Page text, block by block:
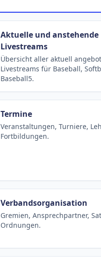
Aktuelle und anstehende
Livestreams
Übersicht aller aktuell
Livestreams für Baseball,
Baseball5.
Termine
Veranstaltungen, Turniere,
Fortbildungen.
Verbandsorganisation
Gremien, Ansprechpartner,
Ordnungen.